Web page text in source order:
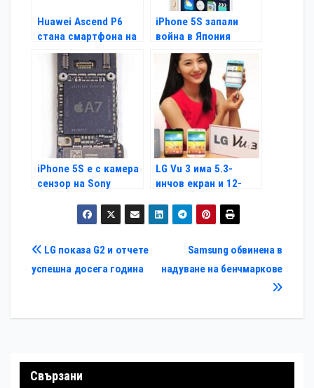
Huawei Ascend P6
стана смартфона на
2013-14 г.
iPhone 5S запали
война в Япония
iPhone 5S е с камера
сензор на Sony
LG Vu 3 има 5.3-
инчов екран и 12-
камера
Навигация
Samsung обвинена в
надуване на бенчмаркове
LG показа G2 и отчете
успешна досега година
Свързани